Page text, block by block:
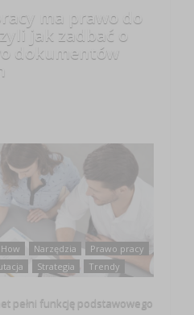
ma prawo do
jak zadbać o
dokumentów
Narzędzia
Prawo pracy
Strategia Trendy
pełni funkcję podstawowego